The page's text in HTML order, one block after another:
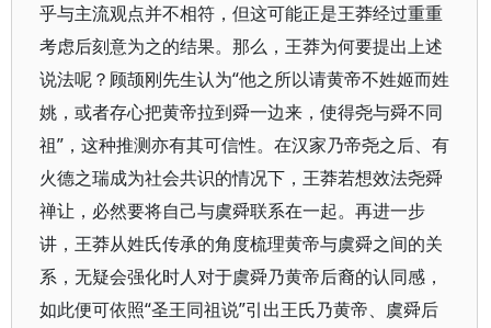
乎与主流观点并不相符，但这可能正是王莽经过重重
考虑后刻意为之的结果。那么，王莽为何要提出上述
说法呢？顾颉刚先生认为“他之所以请黄帝不姓姬而姓
姚，或者存心把黄帝拉到舜一边来，使得尧与舜不同
祖”，这种推测亦有其可信性。在汉家乃帝尧之后、有
火德之瑞成为社会共识的情况下，王莽若想效法尧舜
禅让，必然要将自己与虞舜联系在一起。再进一步
讲，王莽从姓氏传承的角度梳理黄帝与虞舜之间的关
系，无疑会强化时人对于虞舜乃黄帝后裔的认同感，
如此便可依照“圣王同祖说”引出王氏乃黄帝、虞舜后